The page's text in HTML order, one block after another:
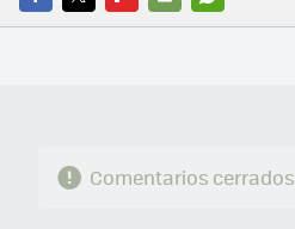
FACEBOOK
TWITTERFLIPBOARD
E-
WHATSAPP
Comentarios cerrados